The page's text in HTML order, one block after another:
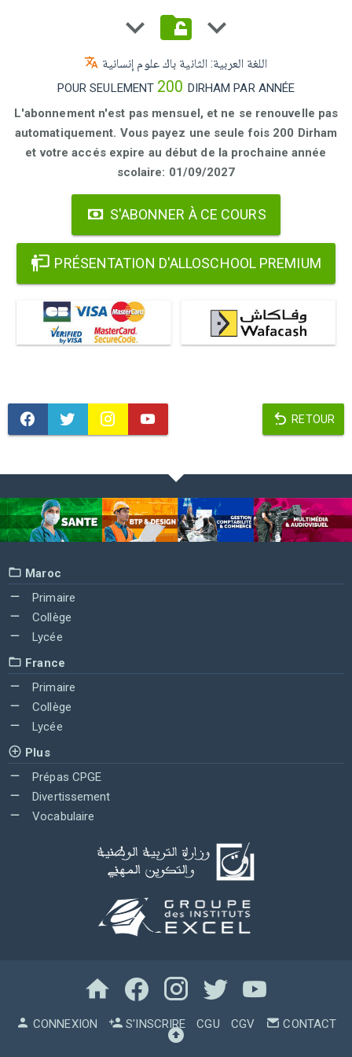
اللغة العربية: الثانية باك علوم إنسانية
POUR SEULEMENT 200 DIRHAM PAR ANNÉE
L'abonnement n'est pas mensuel, et ne se renouvelle pas
automatiquement. Vous payez une seule fois 200 Dirham
et votre accés expire au début de la prochaine année
scolaire: 01/09/2027
S'ABONNER À CE COURS
PRÉSENTATION D'ALLOSCHOOL PREMIUM
RETOUR
Maroc
Primaire
Collège
Lycée
France
Primaire
Collège
Lycée
Plus
Prépas CPGE
Divertissement
Vocabulaire
CONNEXION S'INSCRIRE CGU CGV CONTACT